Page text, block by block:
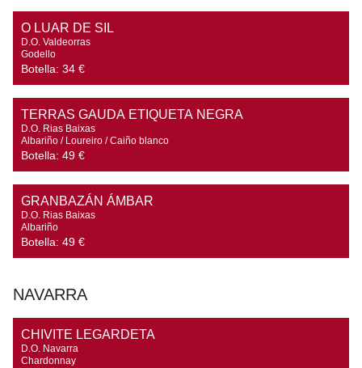
O LUAR DE SIL
D.O. Valdeorras
Godello
Botella: 34 €
TERRAS GAUDA ETIQUETA NEGRA
D.O. Rias Baixas
Albariño / Loureiro / Caiño blanco
Botella: 49 €
GRANBAZÁN ÁMBAR
D.O. Rias Baixas
Albariño
Botella: 49 €
NAVARRA
CHIVITE LEGARDETA
D.O. Navarra
Chardonnay